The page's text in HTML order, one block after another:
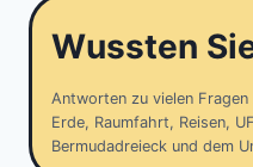
Wussten
Antworten zu vielen
Erde, Raumfahrt, Reisen,
Bermudadreieck und dem